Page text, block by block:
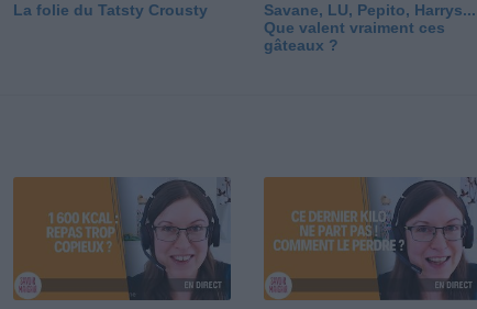
La folie du Tatsty Crousty
Savane, LU, Pepito, Harrys...
Que valent vraiment ces
gâteaux ?